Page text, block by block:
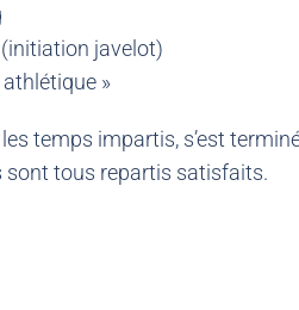
javelot)
»
temps impartis, s’est
sont tous repartis satisfaits.